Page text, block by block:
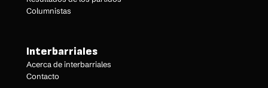
Columnistas
Interbarriales
Acerca de interbarriales
Contacto